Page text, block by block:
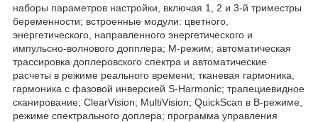
наборы параметров настройки, включая 1, 2 и 3-й триместры
беременности; встроенные модули: цветного,
энергетического, направленного энергетического и
импульсно-волнового допплера; М-режим; автоматическая
трассировка доплеровского спектра и автоматические
расчеты в режиме реального времени; тканевая гармоника,
гармоника с фазовой инверсией S-Harmonic; трапециевидное
сканирование; ClearVision; MultiVision; QuickScan в В-режиме,
режиме спектрального доплера; программа управления